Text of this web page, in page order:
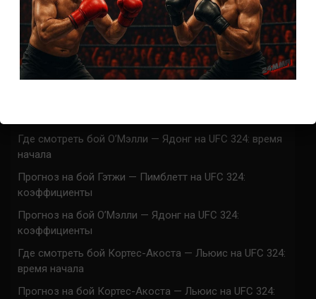
ACA 200 прямая трансляция
Марафон боев UFC 325 прямая трансляция
UFC 324 прямая трансляция
Марафон боев UFC 324 прямая трансляция
Где смотреть бой О’Мэлли — Ядонг на UFC 324: время
начала
Прогноз на бой Гэтжи — Пимблетт на UFC 324:
коэффициенты
Прогноз на бой О’Мэлли — Ядонг на UFC 324:
коэффициенты
Где смотреть бой Кортес-Акоста — Льюис на UFC 324:
время начала
Прогноз на бой Кортес-Акоста — Льюис на UFC 324: